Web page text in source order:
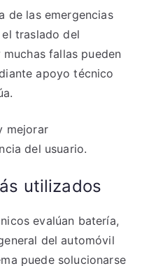
de las emergencias
traslado del
fallas pueden
apoyo técnico
mejorar
del usuario.
utilizados
evalúan batería,
del automóvil
puede solucionarse